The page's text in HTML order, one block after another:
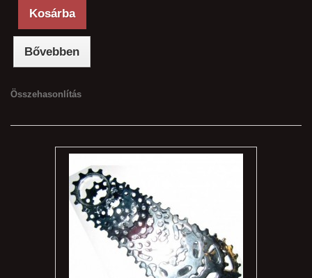
Kosárba
Bővebben
Összehasonlítás